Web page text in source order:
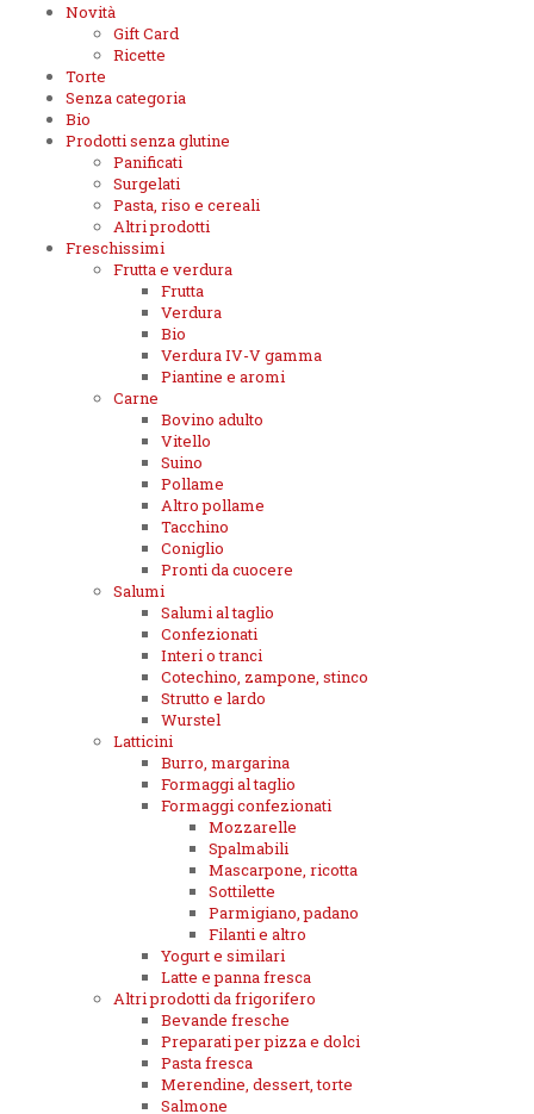
Novità
Gift Card
Ricette
Torte
Senza categoria
Bio
Prodotti senza glutine
Panificati
Surgelati
Pasta, riso e cereali
Altri prodotti
Freschissimi
Frutta e verdura
Frutta
Verdura
Bio
Verdura IV-V gamma
Piantine e aromi
Carne
Bovino adulto
Vitello
Suino
Pollame
Altro pollame
Tacchino
Coniglio
Pronti da cuocere
Salumi
Salumi al taglio
Confezionati
Interi o tranci
Cotechino, zampone, stinco
Strutto e lardo
Wurstel
Latticini
Burro, margarina
Formaggi al taglio
Formaggi confezionati
Mozzarelle
Spalmabili
Mascarpone, ricotta
Sottilette
Parmigiano, padano
Filanti e altro
Yogurt e similari
Latte e panna fresca
Altri prodotti da frigorifero
Bevande fresche
Preparati per pizza e dolci
Pasta fresca
Merendine, dessert, torte
Salmone